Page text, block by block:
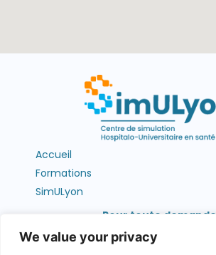
We value your privacy
Accueil
Formations
SimULyon
Pour toute demande
contactez-nous !